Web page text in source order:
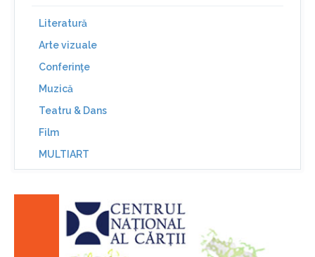
Literatură
Arte vizuale
Conferinţe
Muzică
Teatru & Dans
Film
MULTIART